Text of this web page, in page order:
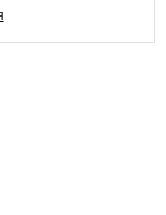
для